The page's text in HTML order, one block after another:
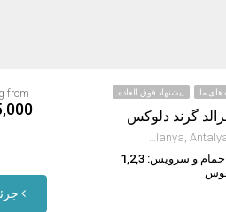
های ما پیشنهاد فوق العاده
گرند دلوکس
Avsallar, Alanya, Antalya, Mediterranean Region, Turkey
حمام و سرویس: 1,2,3
هوس
from